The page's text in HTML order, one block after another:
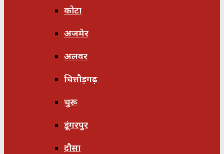
कोटा
अजमेर
अलवर
चित्तौड़गढ़
चुरू
डूंगरपुर
दौसा